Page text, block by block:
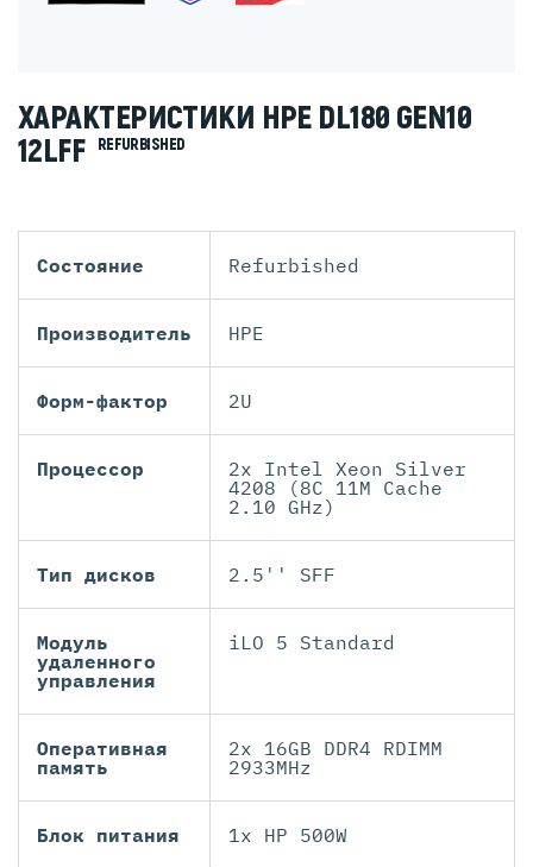
ХАРАКТЕРИСТИКИ HPE DL180 GEN10
12LFF
REFURBISHED
Состояние Refurbished
Производитель HPE
Форм-фактор 2U
Процессор
2x Intel Xeon Silver
4208 (8C 11M Cache
2.10 GHz)
Тип дисков 2.5'' SFF
Модуль
удаленного
управления
iLO 5 Standard
Оперативная
память
2x 16GB DDR4 RDIMM
2933MHz
Блок питания 1x HP 500W